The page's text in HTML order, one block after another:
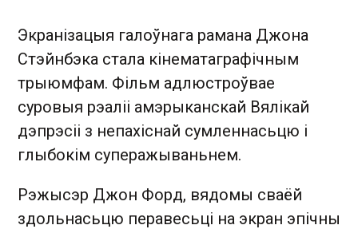
Экранізацыя галоўнага рамана Джона
Стэйнбэка стала кінематаграфічным
трыюмфам. Фільм адлюстроўвае
суровыя рэаліі амэрыканскай Вялікай
дэпрэсіі з непахіснай сумленнасьцю і
глыбокім суперажываньнем.
Рэжысэр Джон Форд, вядомы сваёй
здольнасьцю перавесьці на экран эпічны